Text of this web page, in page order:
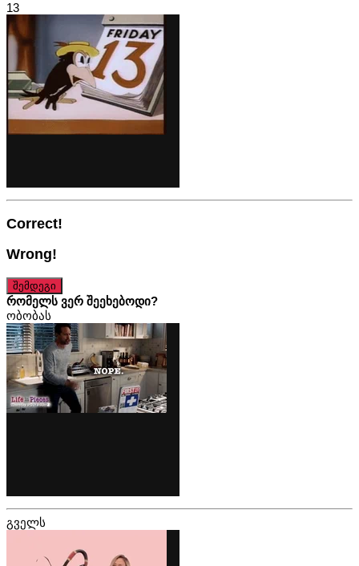
13
Correct!
Wrong!
შემდეგი
რომელს ვერ შეეხებოდი?
ობობას
გველს